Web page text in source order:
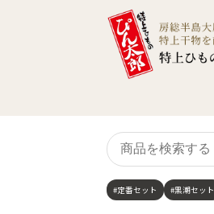
商
品
を
検
索
#定番セット #黒潮セット